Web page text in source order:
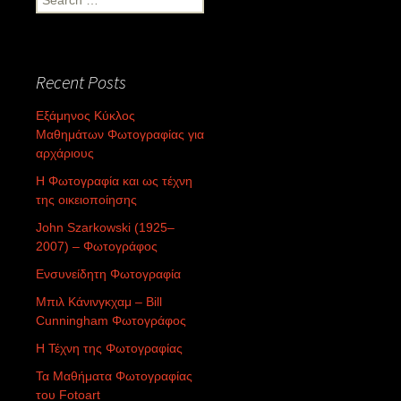
for:
Recent Posts
Εξάμηνος Κύκλος
Μαθημάτων Φωτογραφίας για
αρχάριους
Η Φωτογραφία και ως τέχνη
της οικειοποίησης
John Szarkowski (1925–
2007) – Φωτογράφος
Ενσυνείδητη Φωτογραφία
Μπιλ Κάνινγκχαμ – Bill
Cunningham Φωτογράφος
Η Τέχνη της Φωτογραφίας
Τα Μαθήματα Φωτογραφίας
του Fotoart